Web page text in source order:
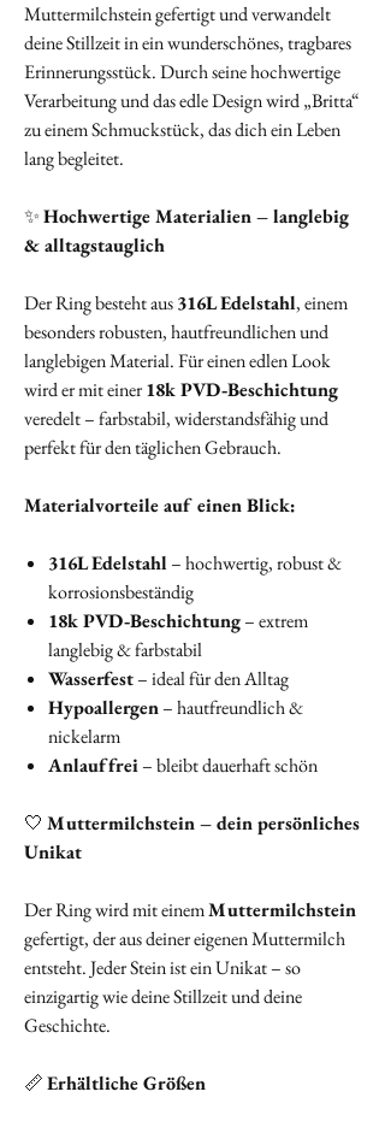
Muttermilchstein gefertigt und verwandelt
deine Stillzeit in ein wunderschönes, tragbares
Erinnerungsstück. Durch seine hochwertige
Verarbeitung und das edle Design wird „Britta“
zu einem Schmuckstück, das dich ein Leben
lang begleitet.
✨Hochwertige Materialien – langlebig
& alltagstauglich
Der Ring besteht aus316L Edelstahl, einem
besonders robusten, hautfreundlichen und
langlebigen Material. Für einen edlen Look
wird er mit einer18k PVD‑Beschichtung
veredelt – farbstabil, widerstandsfähig und
perfekt für den täglichen Gebrauch.
Materialvorteile auf einen Blick:
316L Edelstahl– hochwertig, robust &
korrosionsbeständig
18k PVD‑Beschichtung– extrem
langlebig & farbstabil
Wasserfest– ideal für den Alltag
Hypoallergen– hautfreundlich &
nickelarm
Anlauffrei– bleibt dauerhaft schön
🤍 Muttermilchstein – dein persönliches
Unikat
Der Ring wird mit einemMuttermilchstein
gefertigt, der aus deiner eigenen Muttermilch
entsteht. Jeder Stein ist ein Unikat – so
einzigartig wie deine Stillzeit und deine
Geschichte.
📏Erhältliche Größen